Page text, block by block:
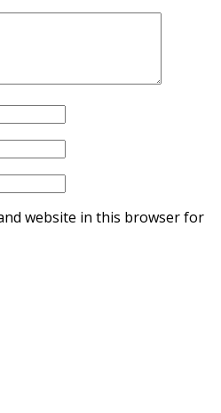
website in this browser for